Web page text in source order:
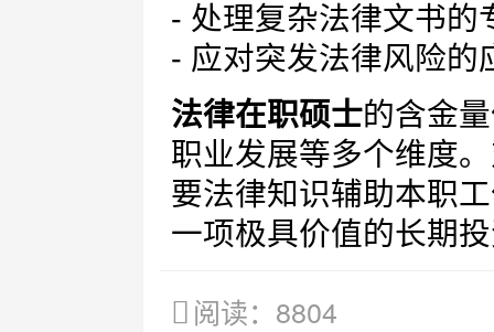
- 处理复杂法律文书的
- 应对突发法律风险的
法律在职硕士的含金
职业发展等多个维度
要法律知识辅助本职
一项极具价值的长期
阅读：8804